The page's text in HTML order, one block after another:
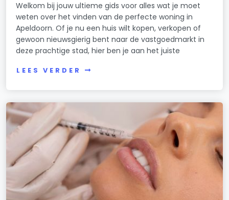
Welkom bij jouw ultieme gids voor alles wat je moet
weten over het vinden van de perfecte woning in
Apeldoorn. Of je nu een huis wilt kopen, verkopen of
gewoon nieuwsgierig bent naar de vastgoedmarkt in
deze prachtige stad, hier ben je aan het juiste
LEES VERDER